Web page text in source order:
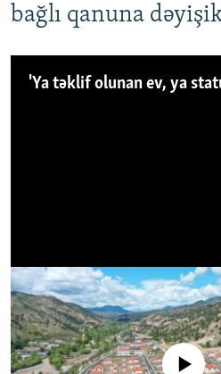
bağlı qanuna
No media source